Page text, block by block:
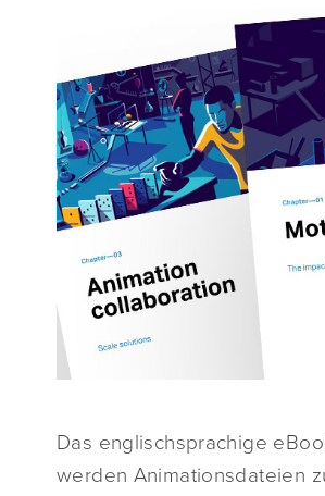
Das englischsprachige
werden Animationsdateien